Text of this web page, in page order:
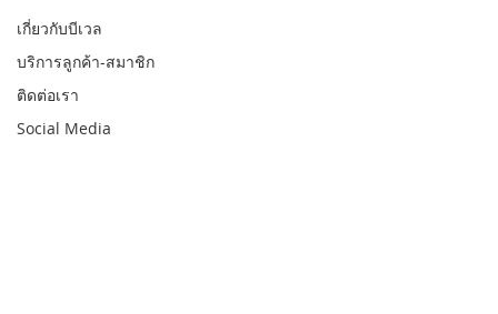
เกี่ยวกับบีเวล
บริการลูกค้า-สมาชิก
ติดต่อเรา
Social Media